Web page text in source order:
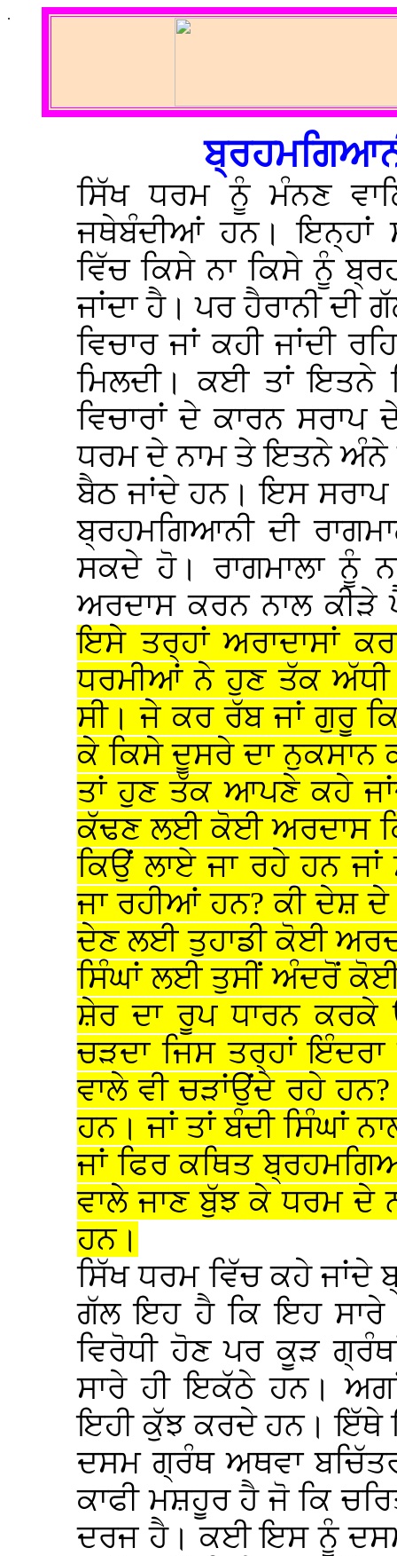
.
ਸਿੱਖ ਧਰਮ ਨੂੰ ਮੰਨਣ
ਜਥੇਬੰਦੀਆਂ ਹਨ। ਇਨ੍ਹਾਂ
ਵਿੱਚ ਕਿਸੇ ਨਾ ਕਿਸੇ ਨੂੰ
ਜਾਂਦਾ ਹੈ। ਪਰ ਹੈਰਾਨੀ ਦੀ
ਵਿਚਾਰ ਜਾਂ ਕਹੀ ਜਾਂਦੀ
ਮਿਲਦੀ। ਕਈ ਤਾਂ ਇਤਨੇ
ਵਿਚਾਰਾਂ ਦੇ ਕਾਰਨ
ਧਰਮ ਦੇ ਨਾਮ ਤੇ ਇਤਨੇ ਅੰਨੇ
ਬੈਠ ਜਾਂਦੇ ਹਨ। ਇਸ
ਬ੍ਰਹਮਗਿਆਨੀ ਦੀ
ਸਕਦੇ ਹੋ। ਰਾਗਮਾਲਾ ਨੂੰ
ਅਰਦਾਸ ਕਰਨ ਨਾਲ
ਇਸੇ ਤਰ੍ਹਾਂ ਅਰਾਦਾਸਾਂ
ਧਰਮੀਆਂ ਨੇ ਹੁਣ ਤੱਕ ਅੱਧੀ
ਸੀ। ਜੇ ਕਰ ਰੱਬ ਜਾਂ ਗੁਰੂ
ਕੇ ਕਿਸੇ ਦੂਸਰੇ ਦਾ ਨੁਕਸਾਨ
ਤਾਂ ਹੁਣ ਤੱਕ ਆਪਣੇ ਕਹੇ
ਕੱਢਣ ਲਈ ਕੋਈ ਅਰਦਾਸ
ਕਿਉਂ ਲਾਏ ਜਾ ਰਹੇ ਹਨ
ਜਾ ਰਹੀਆਂ ਹਨ? ਕੀ ਦੇਸ਼
ਦੇਣ ਲਈ ਤੁਹਾਡੀ ਕੋਈ
ਸਿੰਘਾਂ ਲਈ ਤੁਸੀਂ ਅੰਦਰੋਂ ਕੋਈ
ਸ਼ੇਰ ਦਾ ਰੂਪ ਧਾਰਨ ਕਰਕੇ
ਚੜਦਾ ਜਿਸ ਤਰ੍ਹਾਂ
ਵਾਲੇ ਵੀ ਚੜਾਂਉਂਦੇ ਰਹੇ
ਹਨ। ਜਾਂ ਤਾਂ ਬੰਦੀ ਸਿੰਘਾਂ
ਜਾਂ ਫਿਰ ਕਥਿਤ
ਵਾਲੇ ਜਾਣ ਬੁੱਝ ਕੇ ਧਰਮ ਦੇ
ਹਨ।
ਸਿੱਖ ਧਰਮ ਵਿੱਚ ਕਹੇ
ਗੱਲ ਇਹ ਹੈ ਕਿ ਇਹ ਸਾਰੇ
ਵਿਰੋਧੀ ਹੋਣ ਪਰ ਕੂੜ
ਸਾਰੇ ਹੀ ਇਕੱਠੇ ਹਨ।
ਇਹੀ ਕੁੱਝ ਕਰਦੇ ਹਨ। ਇੱਥੇ
ਦਸਮ ਗ੍ਰੰਥ ਅਥਵਾ
ਕਾਫੀ ਮਸ਼ਹੂਰ ਹੈ ਜੋ ਕਿ
ਦਰਜ ਹੈ। ਕਈ ਇਸ ਨੂੰ